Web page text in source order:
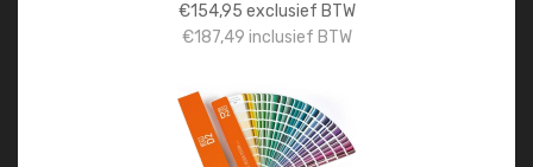
€154,95 exclusief BTW
€187,49 inclusief BTW